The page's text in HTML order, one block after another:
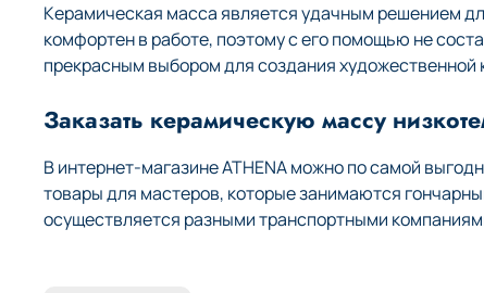
Керамическая масса является удачным решением
комфортен в работе, поэтому с его помощью не
прекрасным выбором для создания
Заказать керамическую массу
В интернет-магазине ATHENA можно по самой
товары для мастеров, которые занимаются
осуществляется разными транспортными